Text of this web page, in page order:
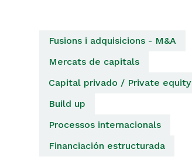
Fusions i adquisicions - M&A
Mercats de capitals
Capital privado / Private equity
Build up
Processos internacionals
Financiación estructurada